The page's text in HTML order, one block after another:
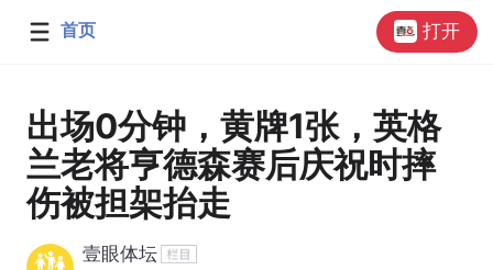
首页 打开
出场0分钟，黄牌1张，英格
兰老将亨德森赛后庆祝时摔
伤被担架抬走
壹眼体坛